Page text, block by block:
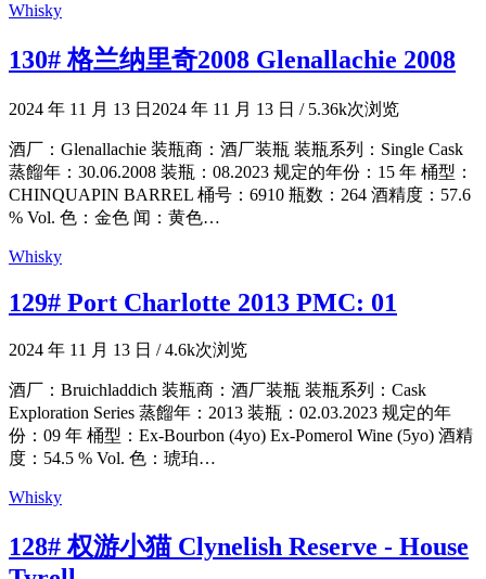
Whisky
130# 格兰纳里奇2008 Glenallachie 2008
2024 年 11 月 13 日 2024 年 11 月 13 日 /5.36k次浏览
酒厂：Glenallachie 装瓶商：酒厂装瓶 装瓶系列：Single Cask
蒸餾年：30.06.2008 装瓶：08.2023 规定的年份：15 年 桶型：
CHINQUAPIN BARREL 桶号：6910 瓶数：264 酒精度：57.6
% Vol. 色：金色 闻：黄色…
Whisky
129# Port Charlotte 2013 PMC: 01
2024 年 11 月 13 日 /4.6k次浏览
酒厂：Bruichladdich 装瓶商：酒厂装瓶 装瓶系列：Cask
Exploration Series 蒸餾年：2013 装瓶：02.03.2023 规定的年
份：09 年 桶型：Ex-Bourbon (4yo) Ex-Pomerol Wine (5yo) 酒精
度：54.5 % Vol. 色：琥珀…
Whisky
128# 权游小猫 Clynelish Reserve - House